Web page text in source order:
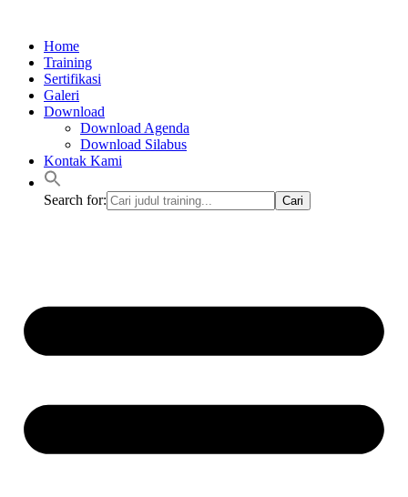
kontenHome
Training
Sertifikasi
Galeri
Download
Download Agenda
Download Silabus
Kontak Kami
Search for: